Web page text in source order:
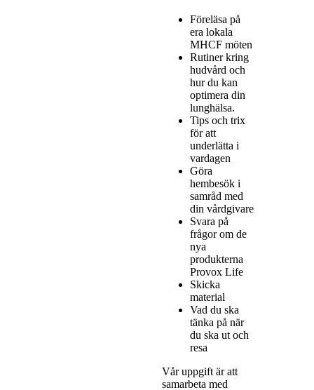
Föreläsa på
era lokala
MHCF möten
Rutiner kring
hudvård och
hur du kan
optimera din
lunghälsa.
Tips och trix
för att
underlätta i
vardagen
Göra
hembesök i
samråd med
din vårdgivare
Svara på
frågor om de
nya
produkterna
Provox Life
Skicka
material
Vad du ska
tänka på när
du ska ut och
resa
Vår uppgift är att
samarbeta med